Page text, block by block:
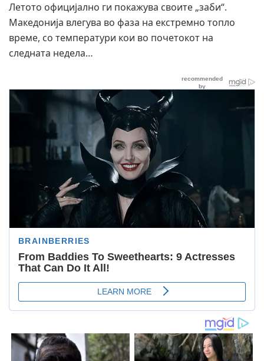
Летото официјално ги покажува своите „заби“.
Македонија влегува во фаза на екстремно топло
време, со температури кои во почетокот на
следната недела…